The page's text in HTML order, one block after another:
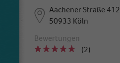
Aachener Straße 412
50933 Köln
Bewertungen
(2)